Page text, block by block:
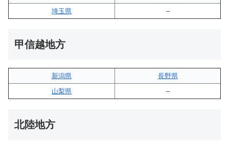
埼玉県
–
甲信越地方
新潟県
長野県
山梨県
–
北陸地方